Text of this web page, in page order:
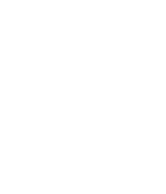
2025. godinu - Grad Pakrac